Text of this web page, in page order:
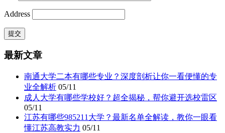
Address
最新文章
南通大学二本有哪些专业？深度剖析让你一看便懂的专
业全解析 05/11
成人大学有哪些学校好？超全揭秘，帮你避开选校雷区
05/11
江苏有哪些985211大学？最新名单全解读，教你一眼看
懂江苏高教实力 05/11